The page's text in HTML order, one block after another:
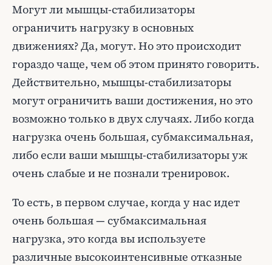
Могут ли мышцы-стабилизаторы
ограничить нагрузку в основных
движениях? Да, могут. Но это происходит
гораздо чаще, чем об этом принято говорить.
Действительно, мышцы-стабилизаторы
могут ограничить ваши достижения, но это
возможно только в двух случаях. Либо когда
нагрузка очень большая, субмаксимальная,
либо если ваши мышцы-стабилизаторы уж
очень слабые и не познали тренировок.
То есть, в первом случае, когда у нас идет
очень большая — субмаксимальная
нагрузка, это когда вы используете
различные высокоинтенсивные отказные